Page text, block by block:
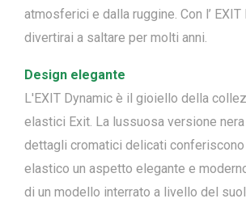
atmosferici e dalla ruggine. Con l’ EXIT
divertirai a saltare per molti anni.
Design elegante
L'EXIT Dynamic è il gioiello della
elastici Exit. La lussuosa versione
dettagli cromatici delicati
elastico un aspetto elegante e
di un modello interrato a livello del